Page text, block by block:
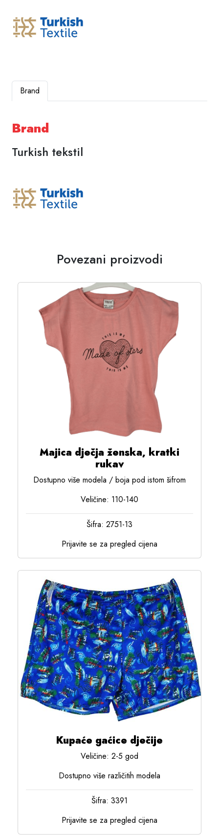
Brand
Brand
Turkish tekstil
Povezani proizvodi
Majica dječja ženska, kratki
rukav
Dostupno više modela / boja pod istom šifrom
Veličine: 110-140
Šifra: 2751-13
Prijavite se za pregled cijena
Kupaće gaćice dječije
Veličine: 2-5 god
Dostupno više različitih modela
Šifra: 3391
Prijavite se za pregled cijena